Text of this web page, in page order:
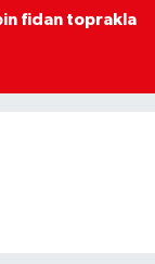
fidan toprakla